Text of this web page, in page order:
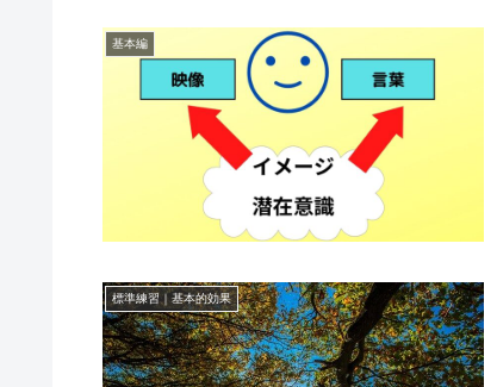
基本編
標準練習｜基本的効果